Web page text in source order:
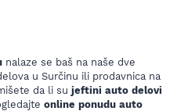
nalaze se baš na naše dve
u Surčinu ili prodavnica na
da li su jeftini auto delovi
online ponudu auto